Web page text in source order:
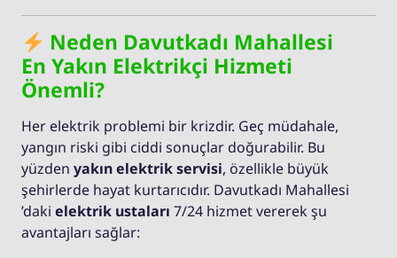
Neden Davutkadı Mahallesi
En Yakın Elektrikçi Hizmeti
Önemli?
Her elektrik problemi bir krizdir. Geç müdahale,
yangın riski gibi ciddi sonuçlar doğurabilir. Bu
yüzden yakın elektrik servisi, özellikle büyük
şehirlerde hayat kurtarıcıdır. Davutkadı Mahallesi
’daki elektrik ustaları 7/24 hizmet vererek şu
avantajları sağlar: